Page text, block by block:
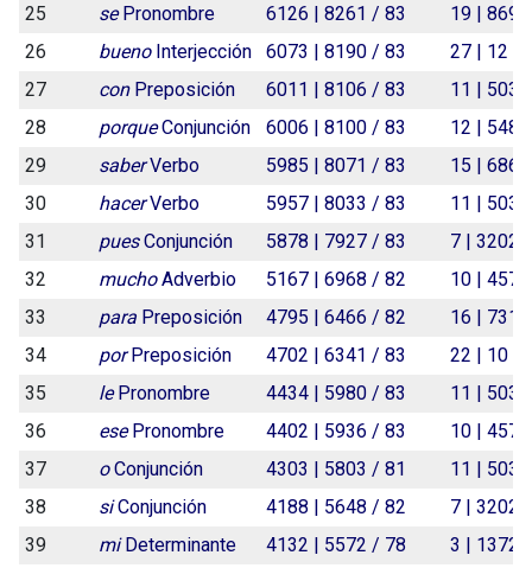
25
sePronombre 6126 | 8261 / 83
19 |
26
bueno Interjección 6073 | 8190 / 83
27 | 12
27
con Preposición 6011 | 8106 / 83
11 |
28
porqueConjunción 6006 | 8100 / 83
12 |
29
saberVerbo 5985 | 8071 / 83
15 |
30
hacerVerbo 5957 | 8033 / 83
11 |
31
puesConjunción 5878 | 7927 / 83
7 | 3202
32
muchoAdverbio 5167 | 6968 / 82
10 |
33
para Preposición 4795 | 6466 / 82
16 |
34
porPreposición 4702 | 6341 / 83
22 | 10
35
lePronombre 4434 | 5980 / 83
11 |
36
esePronombre 4402 | 5936 / 83
10 |
37
oConjunción 4303 | 5803 / 81
11 |
38
siConjunción 4188 | 5648 / 82
7 | 3202
39
miDeterminante 4132 | 5572 / 78
3 | 1372